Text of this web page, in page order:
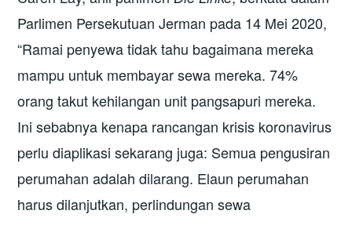
Parlimen Persekutuan Jerman pada 14 Mei 2020,
“Ramai penyewa tidak tahu bagaimana mereka
mampu untuk membayar sewa mereka. 74%
orang takut kehilangan unit pangsapuri mereka.
Ini sebabnya kenapa rancangan krisis koronavirus
perlu diaplikasi sekarang juga: Semua pengusiran
perumahan adalah dilarang. Elaun perumahan
harus dilanjutkan, perlindungan sewa